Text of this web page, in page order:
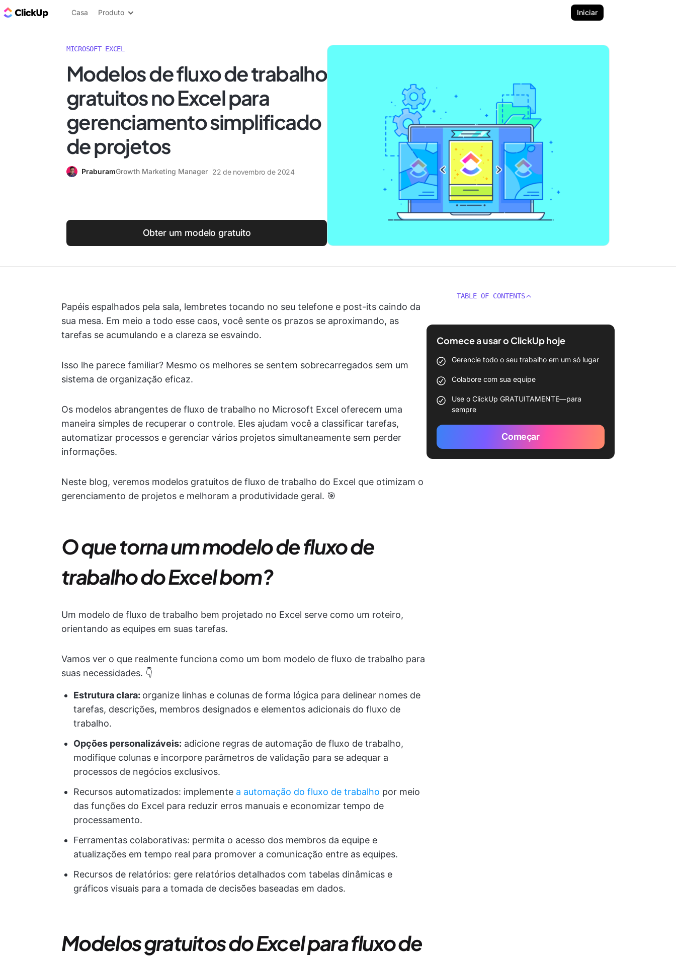
ClickUp Blogue
Casa Produto Iniciar
MICROSOFT EXCEL
Modelos de fluxo de trabalho
gratuitos no Excel para
gerenciamento simplificado
de projetos
PraburamGrowth Marketing Manager 22 de novembro de 2024
Obter um modelo gratuito
Papéis espalhados pela sala, lembretes tocando no seu telefone e post-its caindo da
sua mesa. Em meio a todo esse caos, você sente os prazos se aproximando, as
tarefas se acumulando e a clareza se esvaindo.
Isso lhe parece familiar? Mesmo os melhores se sentem sobrecarregados sem um
sistema de organização eficaz.
Os modelos abrangentes de fluxo de trabalho no Microsoft Excel oferecem uma
maneira simples de recuperar o controle. Eles ajudam você a classificar tarefas,
automatizar processos e gerenciar vários projetos simultaneamente sem perder
informações.
Neste blog, veremos modelos gratuitos de fluxo de trabalho do Excel que otimizam o
gerenciamento de projetos e melhoram a produtividade geral. 🎯
O que torna um modelo de fluxo de
trabalho do Excel bom?
Um modelo de fluxo de trabalho bem projetado no Excel serve como um roteiro,
orientando as equipes em suas tarefas.
Vamos ver o que realmente funciona como um bom modelo de fluxo de trabalho para
suas necessidades. 👇
Estrutura clara: organize linhas e colunas de forma lógica para delinear nomes de
tarefas, descrições, membros designados e elementos adicionais do fluxo de
trabalho.
Opções personalizáveis: adicione regras de automação de fluxo de trabalho,
modifique colunas e incorpore parâmetros de validação para se adequar a
processos de negócios exclusivos.
Recursos automatizados: implemente a automação do fluxo de trabalho por meio
das funções do Excel para reduzir erros manuais e economizar tempo de
processamento.
Ferramentas colaborativas: permita o acesso dos membros da equipe e
atualizações em tempo real para promover a comunicação entre as equipes.
Recursos de relatórios: gere relatórios detalhados com tabelas dinâmicas e
gráficos visuais para a tomada de decisões baseadas em dados.
Modelos gratuitos do Excel para fluxo de
TABLE OF CONTENTS
Comece a usar o ClickUp hoje
Gerencie todo o seu trabalho em um só lugar
Colabore com sua equipe
Use o ClickUp GRATUITAMENTE—para
sempre
Começar